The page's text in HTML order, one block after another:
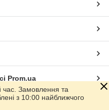
Prom.ua
час. Замовлення та
з 10:00 найближчого